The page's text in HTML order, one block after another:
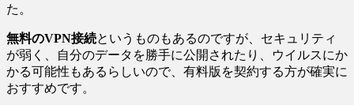
た。
無料のVPN接続というものもあるのですが、セキュリティ
が弱く、自分のデータを勝手に公開されたり、ウイルスにか
かる可能性もあるらしいので、有料版を契約する方が確実に
おすすめです。